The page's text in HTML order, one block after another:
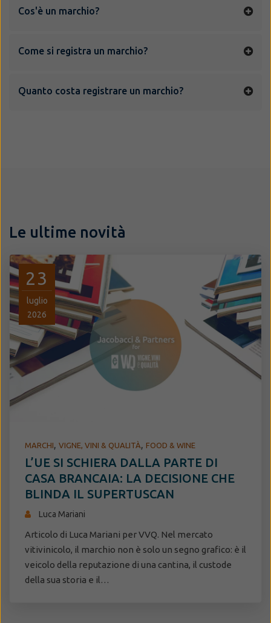
Cos'è un marchio?
Come si registra un marchio?
Quanto costa registrare un marchio?
Le ultime novità
23
luglio
2026
MARCHI, VIGNE, VINI & QUALITÀ, FOOD & WINE
L’UE SI SCHIERA DALLA PARTE DI
CASA BRANCAIA: LA DECISIONE CHE
BLINDA IL SUPERTUSCAN
Luca Mariani
Articolo di Luca Mariani per VVQ. Nel mercato
vitivinicolo, il marchio non è solo un segno grafico: è il
veicolo della reputazione di una cantina, il custode
della sua storia e il…